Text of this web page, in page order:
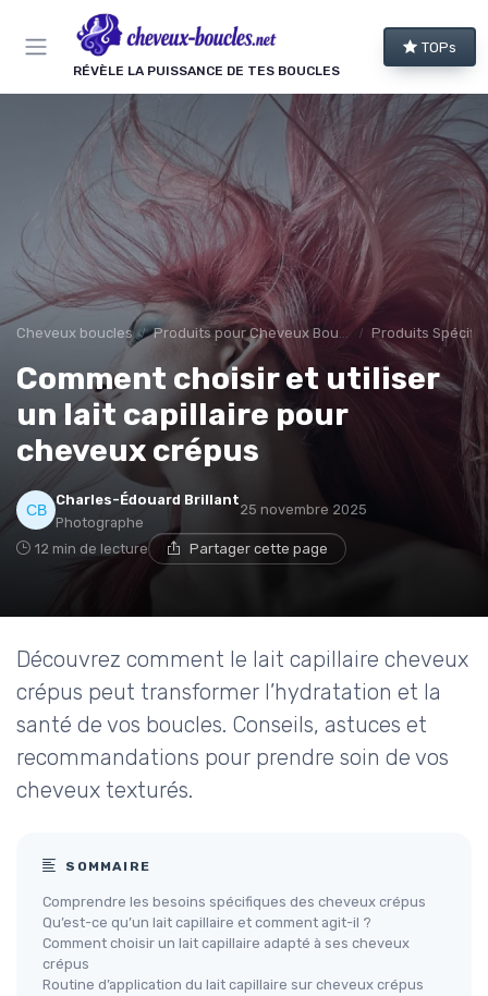
RÉVÈLE LA PUISSANCE DE TES BOUCLES
TOPs
Cheveux boucles Produits pour Cheveux Bouclés et Texturés Produits
Comment choisir et utiliser
un lait capillaire pour
cheveux crépus
Charles-Édouard Brillant
Photographe
25 novembre 2025
12 min de lecture Partager cette page
Découvrez comment le lait capillaire cheveux
crépus peut transformer l’hydratation et la
santé de vos boucles. Conseils, astuces et
recommandations pour prendre soin de vos
cheveux texturés.
SOMMAIRE
Comprendre les besoins spécifiques des cheveux crépus
Qu’est-ce qu’un lait capillaire et comment agit-il ?
Comment choisir un lait capillaire adapté à ses cheveux
crépus
Routine d’application du lait capillaire sur cheveux crépus
Panneau de gestion des cookies